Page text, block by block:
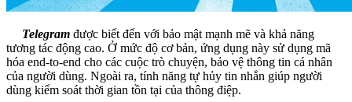
Telegram được biết đến với bảo mật mạnh mẽ và khả năng
tương tác động cao. Ở mức độ cơ bản, ứng dụng này sử dụng mã
hóa end-to-end cho các cuộc trò chuyện, bảo vệ thông tin cá nhân
của người dùng. Ngoài ra, tính năng tự hủy tin nhắn giúp người
dùng kiểm soát thời gian tồn tại của thông điệp.